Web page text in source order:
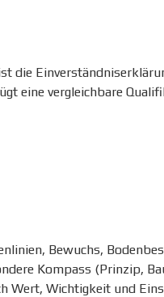
die
eine vergleichbare
Bewuchs,
Kompass (Prinzip,
Wert, Wichtigkeit und